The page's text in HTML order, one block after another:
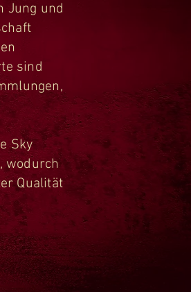
Jung und
sind
Sky
wodurch
Qualität